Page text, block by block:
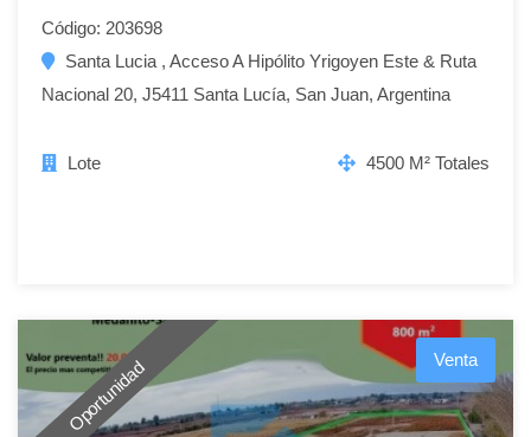
Código: 203698
Santa Lucia , Acceso A Hipólito Yrigoyen Este & Ruta
Nacional 20, J5411 Santa Lucía, San Juan, Argentina
Lote 4500 M² Totales
Oportunidad Venta